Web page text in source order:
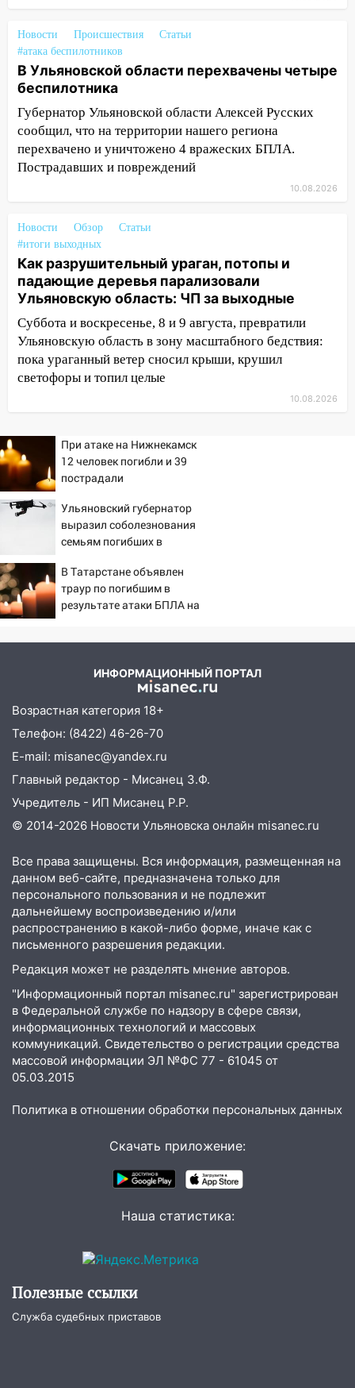
10:00
В Кузоватово ураганный ветер
повредил кровли районного дома
культуры и школы
09:20 Момент падения дерева на
машину в Ульяновске попал на видео
09:16 Утро ульяновских водителей
началось с «глухой» пробки на старом
мосту
Ульяновске произошла авария
08:02
В Ульяновске во время
диспансеризации у 26-летнего парня
выявили онкологию
07:00 Прохладная ночь и ветреный
день: прогноз погоды в Ульяновске 10
августа
06:00 Как разрушительный ураган,
за выходные
05:50
Пять украденных лошадей и
смертельная драка
05:00
Боль, скованность и старение
дисков: как повседневные привычки
незаметно разрушают наш позвоночник
03:00
День скрытых ловушек и
внезапных подарков судьбы: гороскоп
на 10 августа
моста утопили автомобиль «Вольво»
20:20 Итоги 9 августа в Ульяновской
области: разгул стихии, поиски
человека на Волге и транспортный
коллапс
19:43 Из-за ураганного ветра упали
деревья в парке «Победы»
18:00 Пепелище на Балтийской: в
Заволжье ульяновские спасатели
ликвидировали крупный пожар
17:15 Прогноз погоды на 10 августа в
Ульяновской области
16:00 В Ульяновске во время шторма на
Волге пропал известный блогер: нужна
помощь в поисках
15:28 Соцсети: на «Ауди» упало дерево
в Новом городе
15:12
В Ульяновске выгорела кухня в
многоэтажке
14:18
Гинеколог рассказала о том, с
какими сложностями сталкиваются
молодые мамы
Соцсети: на улице Розы
Люксембург дерево упало на
новых начинаний: гороскоп для всех
знаков зодиака на неделю с 10 по 16
августа
13:00 На проспекте Тюленева в
Новости Происшествия
Статьи
#атака беспилотников
В Ульяновской области перехвачены четыре
беспилотника
Губернатор Ульяновской области Алексей Русских
сообщил, что на территории нашего региона
перехвачено и уничтожено 4 вражеских БПЛА.
Пострадавших и повреждений
10.08.2026
Новости Обзор
Статьи
#итоги выходных
Как разрушительный ураган, потопы и
падающие деревья парализовали
Ульяновскую область: ЧП за выходные
Суббота и воскресенье, 8 и 9 августа, превратили
Ульяновскую область в зону масштабного бедствия:
пока ураганный ветер сносил крыши, крушил
светофоры и топил целые
10.08.2026
При атаке на Нижнекамск
12 человек погибли и 39
пострадали
Ульяновский губернатор
выразил соболезнования
семьям погибших в
В Татарстане объявлен
траур по погибшим в
результате атаки БПЛА на
ИНФОРМАЦИОННЫЙ ПОРТАЛ
Возрастная категория 18+
Телефон: (8422) 46-26-70
E-mail: misanec@yandex.ru
Главный редактор - Мисанец З.Ф.
Учредитель - ИП Мисанец Р.Р.
© 2014-2026 Новости Ульяновска онлайн misanec.ru
Все права защищены. Вся информация, размещенная на
данном веб-сайте, предназначена только для
персонального пользования и не подлежит
дальнейшему воспроизведению и/или
распространению в какой-либо форме, иначе как с
письменного разрешения редакции.
Редакция может не разделять мнение авторов.
"Информационный портал misanec.ru" зарегистрирован
в Федеральной службе по надзору в сфере связи,
информационных технологий и массовых
коммуникаций. Свидетельство о регистрации средства
массовой информации ЭЛ №ФС 77 - 61045 от
05.03.2015
Политика в отношении обработки персональных данных
Скачать приложение:
Наша статистика:
Полезные ссылки
Служба судебных приставов